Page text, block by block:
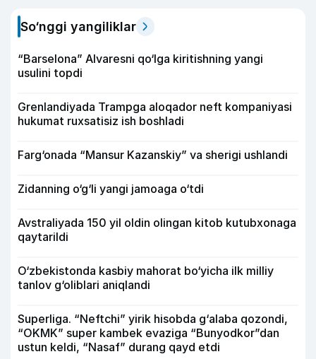
So‘nggi yangiliklar
“Barselona” Alvaresni qo‘lga kiritishning yangi
usulini topdi
Grenlandiyada Trampga aloqador neft kompaniyasi
hukumat ruxsatisiz ish boshladi
Farg‘onada “Mansur Kazanskiy” va sherigi ushlandi
Zidanning o‘g‘li yangi jamoaga o‘tdi
Avstraliyada 150 yil oldin olingan kitob kutubxonaga
qaytarildi
O‘zbekistonda kasbiy mahorat bo‘yicha ilk milliy
tanlov g‘oliblari aniqlandi
Superliga. “Neftchi” yirik hisobda g‘alaba qozondi,
“OKMK” super kambek evaziga “Bunyodkor”dan
ustun keldi, “Nasaf” durang qayd etdi